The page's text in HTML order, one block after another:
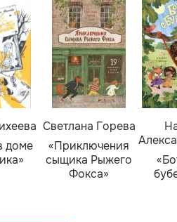
доме
Светлана Горева
«Приключения
сыщика Рыжего
Фокса»